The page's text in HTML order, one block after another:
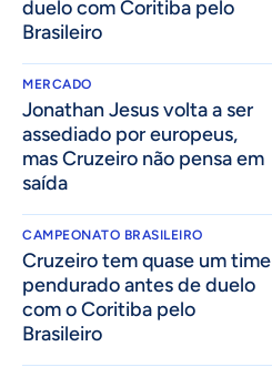
duelo com Coritiba pelo
Brasileiro
MERCADO
Jonathan Jesus volta a ser
assediado por europeus,
mas Cruzeiro não pensa em
saída
CAMPEONATO BRASILEIRO
Cruzeiro tem quase um time
pendurado antes de duelo
com o Coritiba pelo
Brasileiro